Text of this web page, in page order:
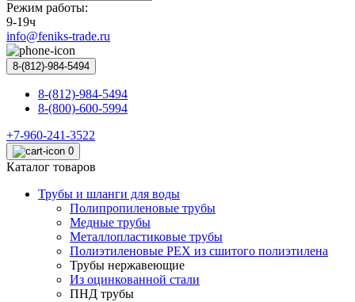
Режим работы:
9-19ч
info@feniks-trade.ru
8-(812)-984-5494
8-(812)-984-5494
8-(800)-600-5994
+7-960-241-3522
0
Каталог товаров
Трубы и шланги для воды
Полипропиленовые трубы
Медные трубы
Металлопластиковые трубы
Полиэтиленовые PEX из сшитого полиэтилена
Трубы нержавеющие
Из оцинкованной стали
ПНД трубы